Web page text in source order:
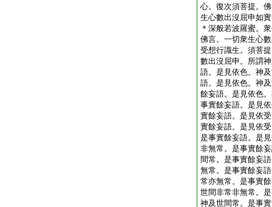
心。復次須菩提。
生心數出沒屈申如
＊深般若波羅蜜。
佛言。一切衆生心
受想行識生。須菩
數出沒屈申。所謂
語。是見依色。神
語。是見依色。神
餘妄語。是見依色
事實餘妄語。是見
實餘妄語。是見依
實餘妄語。是見依
是事實餘妄語。是
非無常。是事實餘
間常。是事實餘妄
無常。是事實餘妄
常亦無常。是事實
世間非常非無常。
神及世間常。是事